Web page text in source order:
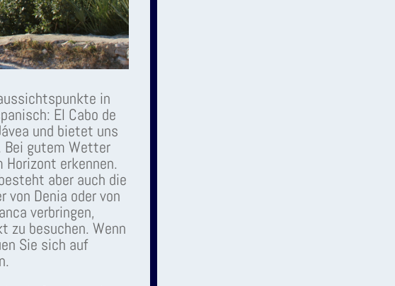
in
El Cabo de
und bietet uns
Bei gutem Wetter
erkennen.
aber auch die
von Denia oder von
verbringen,
zu besuchen. Wenn
Sie sich auf